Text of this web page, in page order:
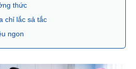
thức
chỉ lắc sả tắc
ngon